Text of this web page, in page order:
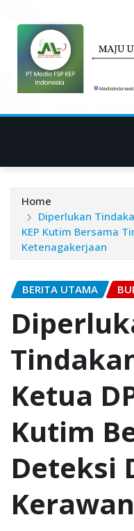
content
Home
Diperlukan
KEP Kutim Bersama
Ketenagakerjaan
BERITA UTAMA
Ketua
Kutim
Deteksi